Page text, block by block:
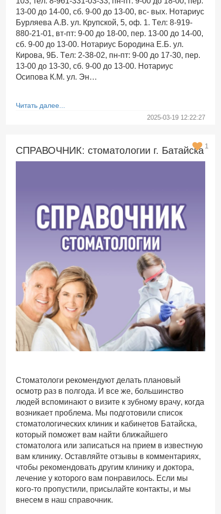
13-00 до 14-00, сб. 9-00 до 13-00, вс- вых. Нотариус
Бурляева А.В. ул. Крупской, 5, оф. 1. Тел: 8-919-
880-21-01, вт-пт: 9-00 до 18-00, пер. 13-00 до 14-00,
сб. 9-00 до 13-00. Нотариус Бородина Е.Б. ул.
Кирова, 9Б. Тел: 2-38-02, пн-пт: 9-00 до 17-30, пер.
13-00 до 13-30, сб. 9-00 до 13-00. Нотариус
Осипова К.М. ул. Эн…
Читать далее...
2025-03-19 12:22:27
СПРАВОЧНИК: стоматологии г. Батайска1
Стоматологи рекомендуют делать плановый
осмотр раз в полгода. И все же, большинство
людей вспоминают о визите к зубному врачу, когда
возникает проблема. Мы подготовили список
стоматологических клиник и кабинетов Батайска,
который поможет вам найти ближайшего
стоматолога или записаться на прием в известную
вам клинику. Оставляйте отзывы в комментариях,
чтобы рекомендовать другим клинику и доктора,
лечение у которого вам понравилось. Если мы
кого-то пропустили, присылайте контакты, и мы
внесем в наш справочник.